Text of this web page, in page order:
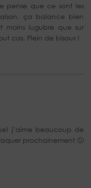
pense que ce sont les
ça balance bien
moins lugubre que sur
cas. Plein de bisous !
j’aime beaucoup de
prochainement 🙂